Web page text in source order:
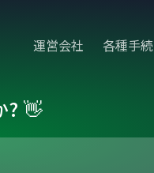
運営会社 各種手続
? 👋